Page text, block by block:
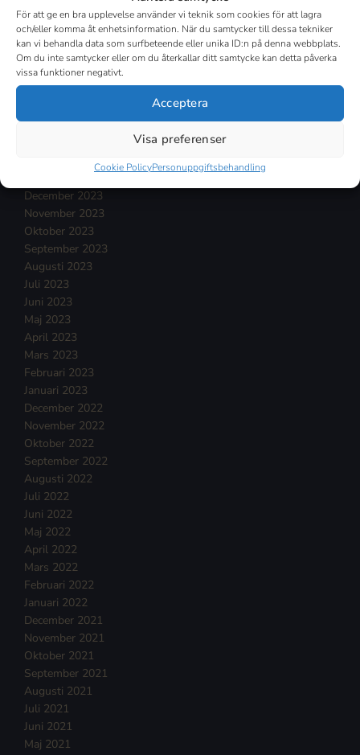
För att ge en bra upplevelse använder vi teknik som cookies för att lagra
och/eller komma åt enhetsinformation. När du samtycker till dessa tekniker
kan vi behandla data som surfbeteende eller unika ID:n på denna webbplats.
Om du inte samtycker eller om du återkallar ditt samtycke kan detta påverka
vissa funktioner negativt.
Acceptera
Visa preferenser
Cookie PolicyPersonuppgiftsbehandling
Oktober 2024
September 2024
Augusti 2024
Juli 2024
Juni 2024
April 2024
December 2023
November 2023
Oktober 2023
September 2023
Augusti 2023
Juli 2023
Juni 2023
Maj 2023
April 2023
Mars 2023
Februari 2023
Januari 2023
December 2022
November 2022
Oktober 2022
September 2022
Augusti 2022
Juli 2022
Juni 2022
Maj 2022
April 2022
Mars 2022
Februari 2022
Januari 2022
December 2021
November 2021
Oktober 2021
September 2021
Augusti 2021
Juli 2021
Juni 2021
Maj 2021